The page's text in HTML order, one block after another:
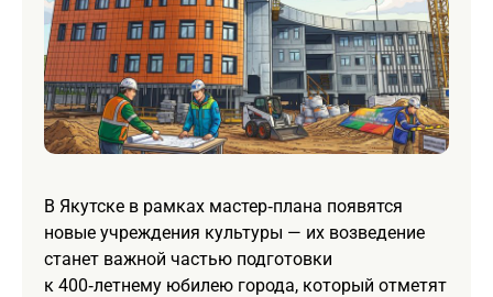
В Якутске в рамках мастер‑плана появятся
новые учреждения культуры — их возведение
станет важной частью подготовки
к 400‑летнему юбилею города, который отметят